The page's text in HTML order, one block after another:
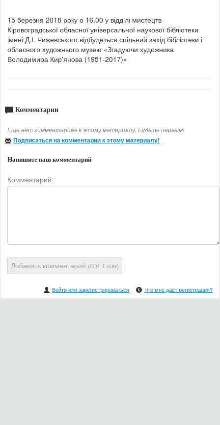
15 березня 2018 року о 16.00 у відділі мистецтв
Кіровоградської обласної універсальної наукової бібліотеки
імені Д.І. Чижевського відбудеться спільний захід бібліотеки і
обласного художнього музею «Згадуючи художника
Володимира Кир'янова (1951-2017)»
Комментарии
Еще нет комментариев к этому материалу. Будьте первым!
Подписаться на комментарии к этому материалу!
Напишите ваш комментарий
Комментарий:
Добавить комментарий (Ctrl+Enter)
Войти или зарегистрироваться Что мне даст регистрация?